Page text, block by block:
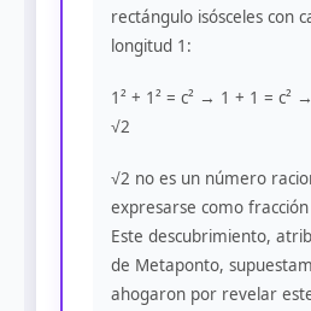
rectángulo isósceles con
longitud 1:
1² + 1² = c² → 1 + 1 = c²
√2
√2 no es un número
expresarse como
Este descubrimiento,
de Metaponto,
ahogaron por revelar